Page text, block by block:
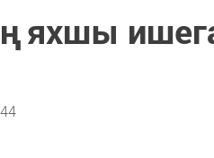
яхшы